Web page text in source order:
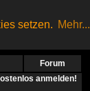
setzen. Mehr...
Forum
anmelden!